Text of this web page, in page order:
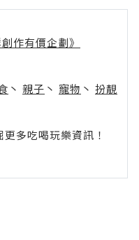
作有價企劃》
丶 親子 丶 寵物 丶 扮靚
多吃喝玩樂資訊！